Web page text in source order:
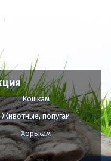
Кошкам
Животные, попугаи
Хорькам